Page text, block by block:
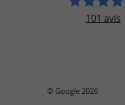
101 avis
© Google 2026